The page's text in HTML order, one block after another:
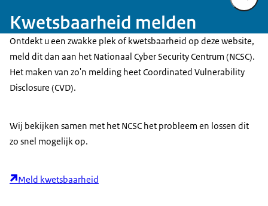
Kwetsbaarheid melden
Ontdekt u een zwakke plek of kwetsbaarheid op deze website,
meld dit dan aan het Nationaal Cyber SecurityCentrum (NCSC).
Het maken van zo'n melding heetCoordinated Vulnerability
Disclosure (CVD).
Wij bekijken samen met het NCSC het probleem en lossen dit
zo snel mogelijk op.
Meld kwetsbaarheid